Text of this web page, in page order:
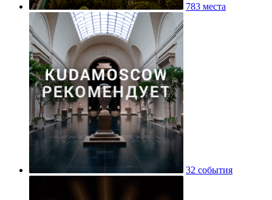
783 места
32 события